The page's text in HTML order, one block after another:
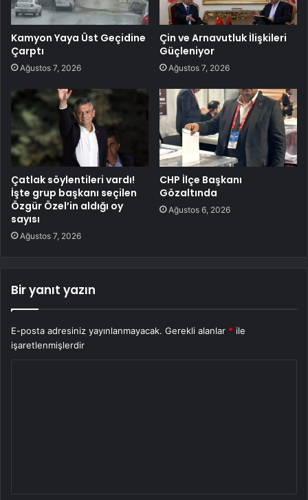
Kamyon Yaya Üst Geçidine
Çarptı
Ağustos 7, 2026
Çin ve Arnavutluk İlişkileri
Güçleniyor
Ağustos 7, 2026
Çatlak söylentileri vardı!
İşte grup başkanı seçilen
Özgür Özel’in aldığı oy
sayısı
Ağustos 7, 2026
CHP İlçe Başkanı
Gözaltında
Ağustos 6, 2026
Bir yanıt yazın
E-posta adresiniz yayınlanmayacak. Gerekli alanlar * ile
işaretlenmişlerdir